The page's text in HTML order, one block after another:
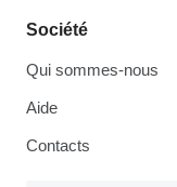
Société
Qui sommes-nous
Aide
Contacts